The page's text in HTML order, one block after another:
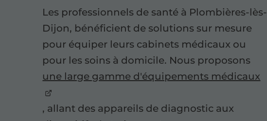
Les professionnels de santé à Plombières-lès-
Dijon, bénéficient de solutions sur mesure
pour équiper leurs cabinets médicaux ou
pour les soins à domicile. Nous proposons
une large gamme d'équipements médicaux
, allant des appareils de diagnostic aux